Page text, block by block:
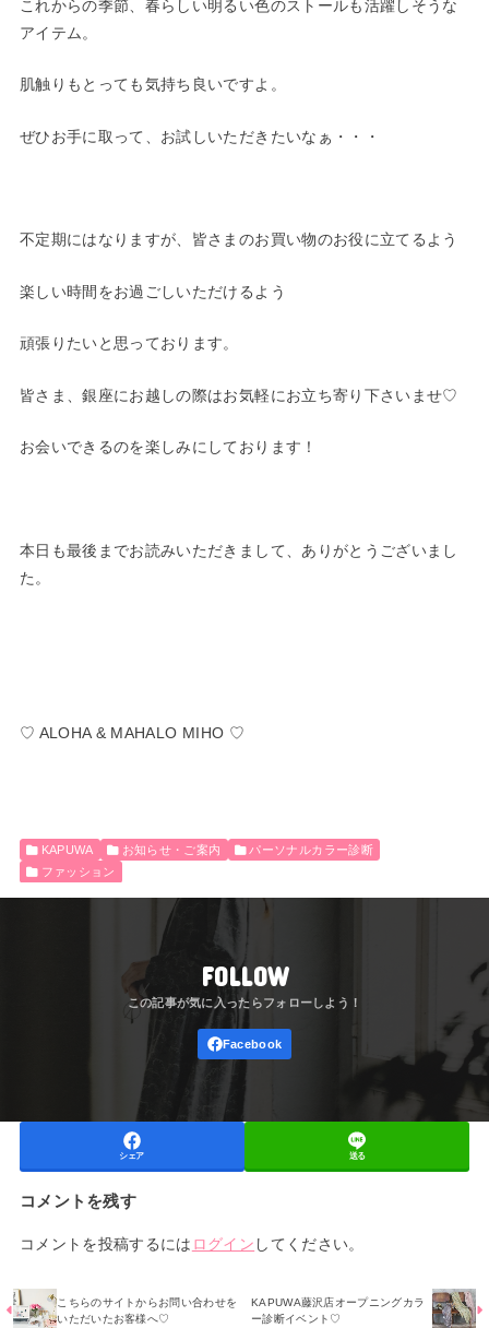
これからの季節、春らしい明るい色のストールも活躍しそうな
アイテム。
肌触りもとっても気持ち良いですよ。
ぜひお手に取って、お試しいただきたいなぁ・・・
不定期にはなりますが、皆さまのお買い物のお役に立てるよう
楽しい時間をお過ごしいただけるよう
頑張りたいと思っております。
皆さま、銀座にお越しの際はお気軽にお立ち寄り下さいませ♡
お会いできるのを楽しみにしております！
本日も最後までお読みいただきまして、ありがとうございまし
た。
♡ ALOHA & MAHALO MIHO ♡
KAPUWA お知らせ・ご案内
パーソナルカラー診断
ファッション
FOLLOW
シェア 送る
コメントを残す
コメントを投稿するには ログイン してください。
こちらのサイトからお問い合わせを
いただいたお客様へ♡
KAPUWA藤沢店オープニングカラ
ー診断イベント♡